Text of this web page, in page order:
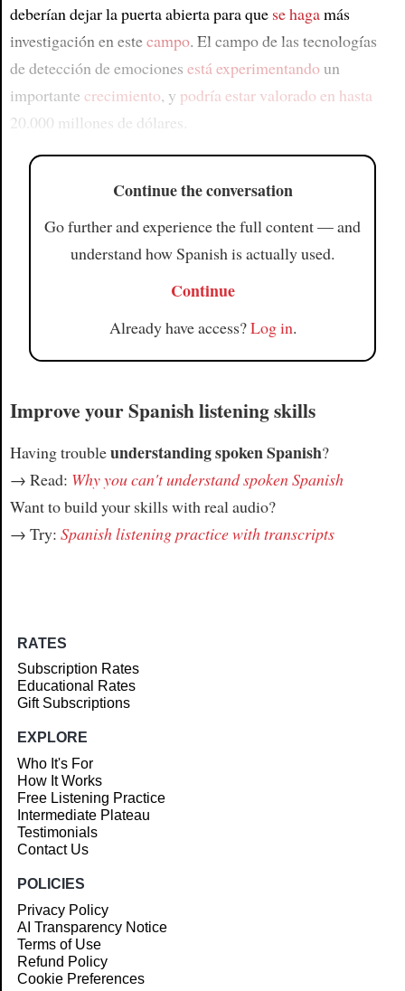
deberían dejar la puerta abierta para que se hagamás
investigación en estecampo. El campo de las tecnologías
de detección de emociones está experimentandoun
importante crecimiento, y podría estar valorado en hasta
20.000 millones de dólares.
Continue the conversation
Go further and experience the full content — and
understand how Spanish is actually used.
Continue
Already have access?Log in.
Improve your Spanish listening skills
Having troubleunderstanding spoken Spanish?
→ Read: Why you can't understand spoken Spanish
Want to build your skills with real audio?
→ Try: Spanish listening practice with transcripts
RATES
Subscription Rates
Educational Rates
Gift Subscriptions
EXPLORE
Who It's For
How It Works
Free Listening Practice
Intermediate Plateau
Testimonials
Contact Us
POLICIES
Privacy Policy
AI Transparency Notice
Terms of Use
Refund Policy
Cookie Preferences